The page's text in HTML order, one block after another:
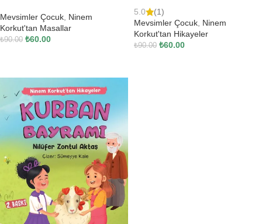
Mevsimler Çocuk, Ninem
Korkut'tan Masallar
₺90.00 ₺60.00
5.0
(1)
Mevsimler Çocuk Ninem
Korkut'tan Hikayeler
₺90.00 ₺60.00